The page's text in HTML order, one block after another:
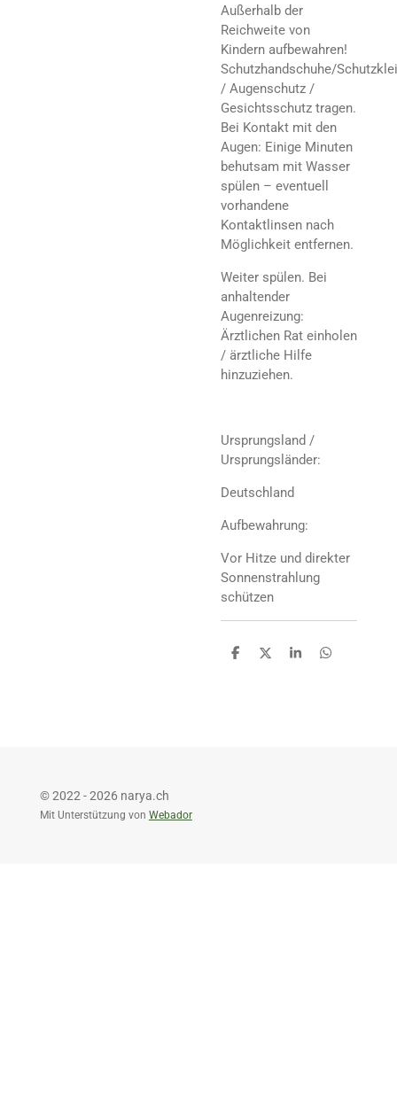
Außerhalb der
Reichweite von
Kindern aufbewahren!
Schutzhandschuhe/
/ Augenschutz /
Gesichtsschutz tragen.
Bei Kontakt mit den
Augen: Einige Minuten
behutsam mit Wasser
spülen – eventuell
vorhandene
Kontaktlinsen nach
Möglichkeit entfernen.
Weiter spülen. Bei
anhaltender
Augenreizung:
Ärztlichen Rat einholen
/ ärztliche Hilfe
hinzuziehen.
Ursprungsland /
Ursprungsländer:
Deutschland
Aufbewahrung:
Vor Hitze und direkter
Sonnenstrahlung
schützen
T
T
T
T
© 2022 - 2026 narya.ch
Mit Unterstützung von Webador